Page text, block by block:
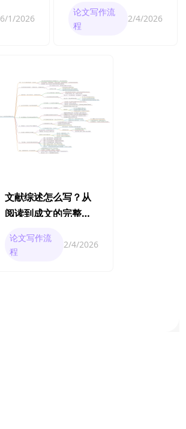
6/1/2026
论文写作流
程
2/4/2026
文献综述怎么写？从
阅读到成文的完整方
论文写作流
程
2/4/2026